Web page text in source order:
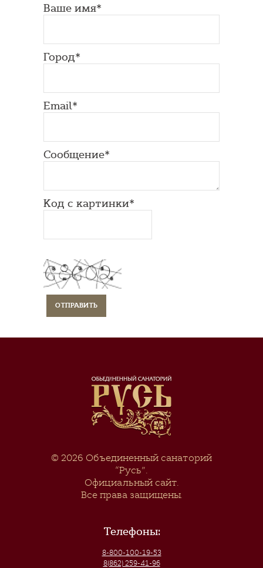
Ваше имя*
Город*
Email*
Сообщение*
Код с картинки*
© 2026 Объединенный санаторий
“Русь”.
Официальный сайт.
Все права защищены.
Телефоны:
8-800-100-19-53
8(862) 259-41-96